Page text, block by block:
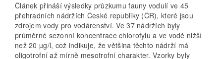
Článek přináší výsledky průzkumu fauny vodulí ve 45
přehradních nádržích České republiky (ČR), které jsou
zdrojem vody pro vodárenství. Ve 37 nádržích byly
průměrné sezonní koncentrace chlorofylu a ve vodě nižší
než 20 µg/l, což indikuje, že většina těchto nádrží má
oligotrofní až mírně mesotrofní charakter. Vzorky byly